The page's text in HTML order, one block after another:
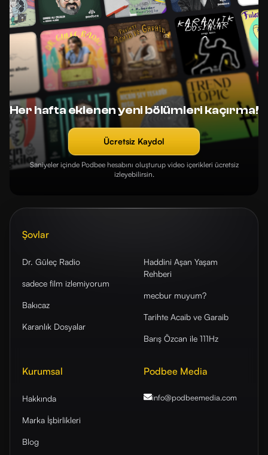
Her hafta eklenen yeni bölümleri kaçırma!
Ücretsiz Kaydol
Saniyeler içinde Podbee hesabını oluşturup video içerikleri ücretsiz
izleyebilirsin.
Şovlar
Dr. Güleç Radio
sadece film izlemiyorum
Bakıcaz
Karanlık Dosyalar
Haddini Aşan Yaşam
Rehberi
mecbur muyum?
Tarihte Acaib ve Garaib
Barış Özcan ile 111Hz
Kurumsal
Hakkında
Marka İşbirlikleri
Blog
Podbee Media
info@podbeemedia.com